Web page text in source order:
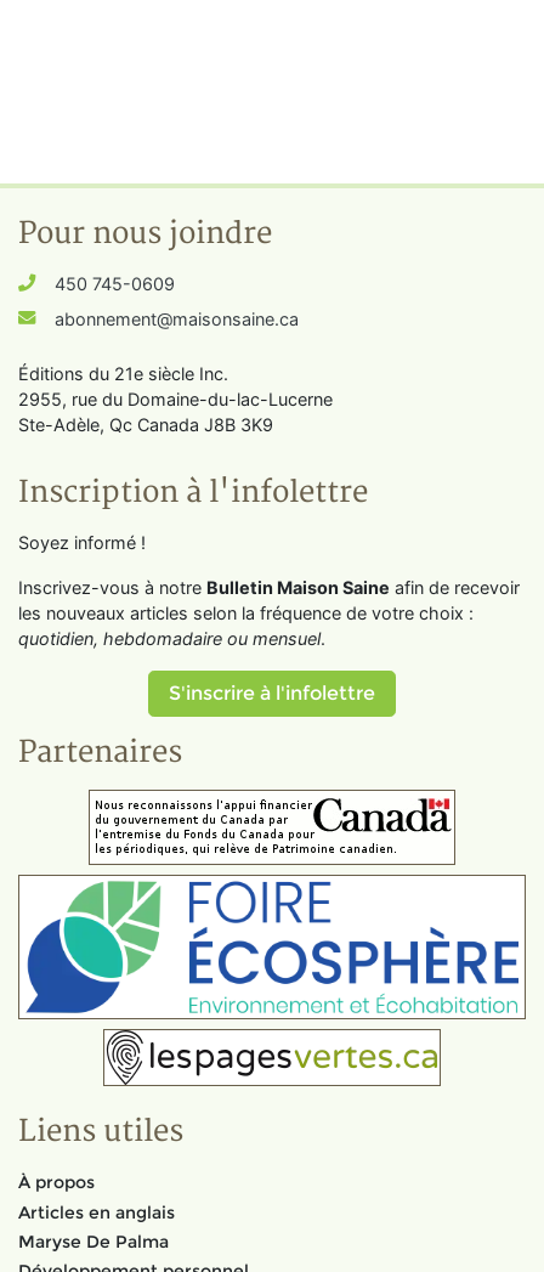
Pour nous joindre
450 745-0609
abonnement@maisonsaine.ca
Éditions du 21e siècle Inc.
2955, rue du Domaine-du-lac-Lucerne
Ste-Adèle, Qc Canada J8B 3K9
Inscription à l'infolettre
Soyez informé !
Inscrivez-vous à notre Bulletin Maison Saine afin de recevoir
les nouveaux articles selon la fréquence de votre choix :
quotidien, hebdomadaire ou mensuel.
S'inscrire à l'infolettre
Partenaires
Liens utiles
À propos
Articles en anglais
Maryse De Palma